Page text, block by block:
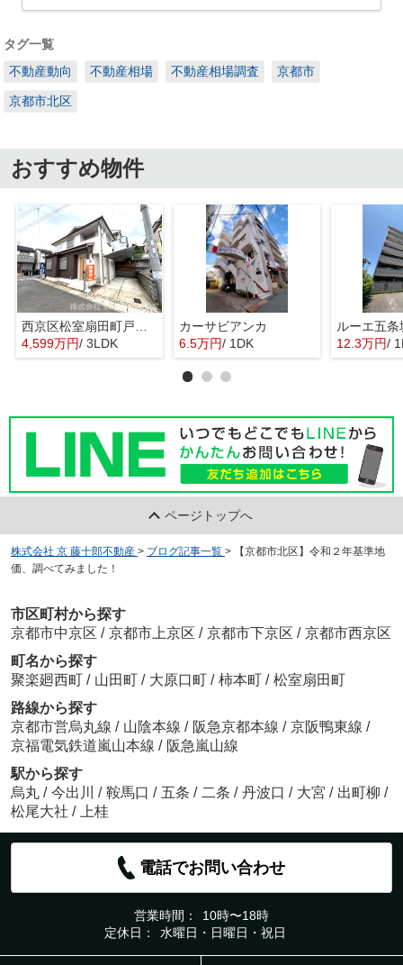
タグ一覧
不動産動向
不動産相場 不動産相場調査 京都市
京都市北区
おすすめ物件
西京区松室扇田町戸建て
4,599万円/ 3LDK
カーサビアンカ
6.5万円/ 1DK
ルーエ五条
12.3万円/
ページトップへ
株式会社 京 藤十郎不動産 > ブログ記事一覧 >
【京都市北区】令和２年基準地
価、調べてみました！
市区町村から探す
京都市中京区 / 京都市上京区 / 京都市下京区 / 京都市西京区
町名から探す
聚楽廻西町 / 山田町 / 大原口町 / 柿本町 / 松室扇田町
路線から探す
京都市営烏丸線 / 山陰本線 / 阪急京都本線 / 京阪鴨東線 /
京福電気鉄道嵐山本線 / 阪急嵐山線
駅から探す
烏丸 / 今出川 / 鞍馬口 / 五条 / 二条 / 丹波口 / 大宮 / 出町柳 /
松尾大社 / 上桂
電話でお問い合わせ
営業時間：
10時〜18時
定休日：
水曜日・日曜日・祝日